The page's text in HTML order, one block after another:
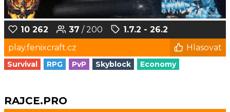
10 262 37 / 200
1.7.2 - 26.2
play.fenixcraft.cz
Hlasovat
Survival RPG PvP Skyblock Economy
RAJCE.PRO